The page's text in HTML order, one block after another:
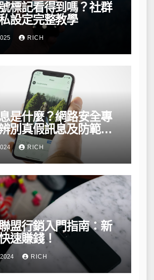
標記看得到嗎？社群
設定完整教學
RICH
是什麼？網路安全專
別真假訊息及防範風
RICH
盟行銷入門指南：新
速賺錢！
RICH